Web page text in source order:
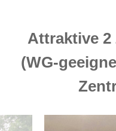
Attraktive 2
(WG-